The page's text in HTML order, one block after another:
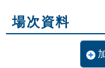
場次資料